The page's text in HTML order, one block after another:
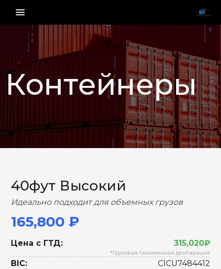
menu_vert
Контейнеры
НАЗАД ВПЕРЕД
40фут Высокий
Идеально подходит для объемных грузов
165,800 ₽
Цена с ГТД: 315,020₽
*Грузовая таможенная декларация
BIC:
CICU7484412